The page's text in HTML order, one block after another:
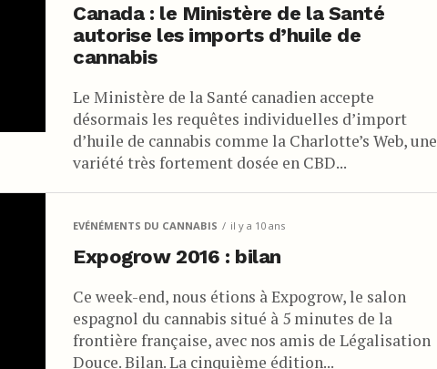
Canada : le Ministère de la Santé
autorise les imports d’huile de
cannabis
Le Ministère de la Santé canadien accepte
désormais les requêtes individuelles d’import
d’huile de cannabis comme la Charlotte’s Web, une
variété très fortement dosée en CBD...
EVÉNÉMENTS DU CANNABIS il y a 10 ans
Expogrow 2016 : bilan
Ce week-end, nous étions à Expogrow, le salon
espagnol du cannabis situé à 5 minutes de la
frontière française, avec nos amis de Légalisation
Douce. Bilan. La cinquième édition...